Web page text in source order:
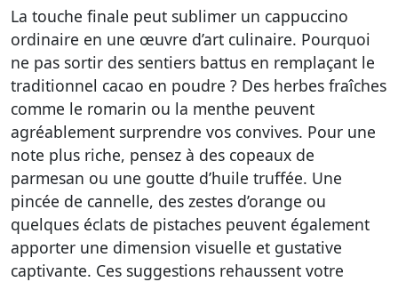
La touche finale peut sublimer un cappuccino
ordinaire en une œuvre d’art culinaire. Pourquoi
ne pas sortir des sentiers battus en remplaçant le
traditionnel cacao en poudre ? Des herbes fraîches
comme le romarin ou la menthe peuvent
agréablement surprendre vos convives. Pour une
note plus riche, pensez à des copeaux de
parmesan ou une goutte d’huile truffée. Une
pincée de cannelle, des zestes d’orange ou
quelques éclats de pistaches peuvent également
apporter une dimension visuelle et gustative
captivante. Ces suggestions rehaussent votre